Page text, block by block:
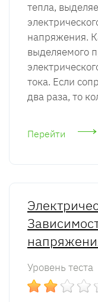
тепла,
напряжения.
выделяемого
тока. Если
два раза, то
Перейти
Уровень теста